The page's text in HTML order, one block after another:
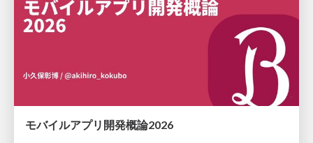
モバイルアプリ開発概論2026